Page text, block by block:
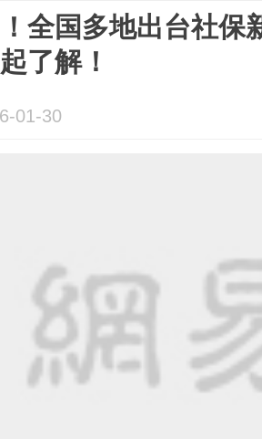
全国多地出台社保
了解！
01-30